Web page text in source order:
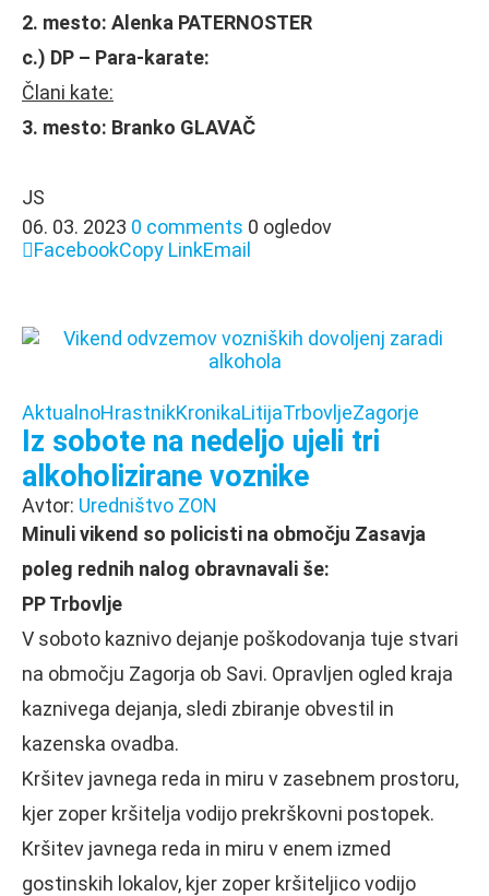
2. mesto: Alenka PATERNOSTER
c.) DP – Para-karate:
Člani kate:
3. mesto: Branko GLAVAČ
JS
06. 03. 2023 0 comments 0 ogledov
FacebookCopy LinkEmail
AktualnoHrastnikKronikaLitijaTrbovljeZagorje
Iz sobote na nedeljo ujeli tri
alkoholizirane voznike
Avtor: Uredništvo ZON
Minuli vikend so policisti na območju Zasavja
poleg rednih nalog obravnavali še:
PP Trbovlje
V soboto kaznivo dejanje poškodovanja tuje stvari
na območju Zagorja ob Savi. Opravljen ogled kraja
kaznivega dejanja, sledi zbiranje obvestil in
kazenska ovadba.
Kršitev javnega reda in miru v zasebnem prostoru,
kjer zoper kršitelja vodijo prekrškovni postopek.
Kršitev javnega reda in miru v enem izmed
gostinskih lokalov, kjer zoper kršiteljico vodijo